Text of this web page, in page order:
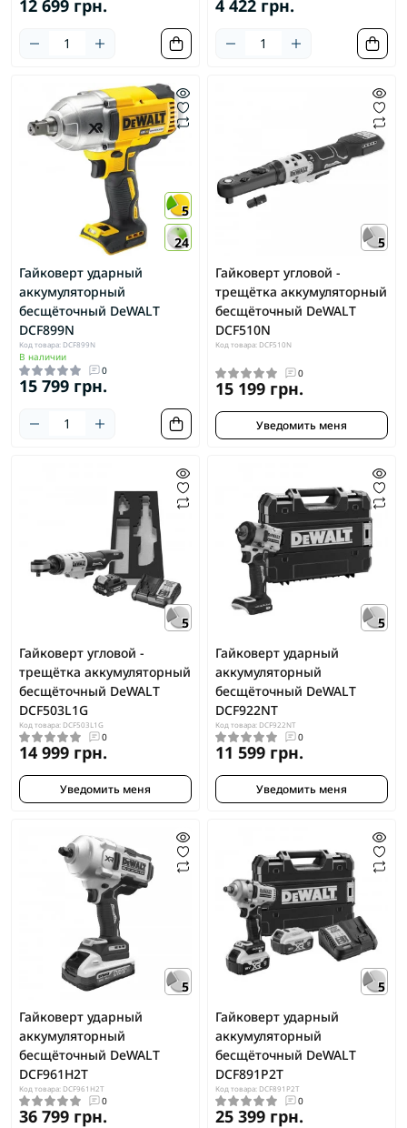
12 699 грн. 4 422 грн.
5
24
Гайковерт ударный
аккумуляторный
бесщёточный DeWALT
DCF899N
Код товара: DCF899N
В наличии
0
15 799 грн.
5
Гайковерт угловой -
трещётка аккумуляторный
бесщёточный DeWALT
DCF510N
Код товара: DCF510N
0
15 199 грн.
Уведомить меня
5
Гайковерт угловой -
трещётка аккумуляторный
бесщёточный DeWALT
DCF503L1G
Код товара: DCF503L1G
0
14 999 грн.
Уведомить меня
5
Гайковерт ударный
аккумуляторный
бесщёточный DeWALT
DCF922NT
Код товара: DCF922NT
0
11 599 грн.
Уведомить меня
5
Гайковерт ударный
аккумуляторный
бесщёточный DeWALT
DCF961H2T
Код товара: DCF961H2T
0
36 799 грн.
5
Гайковерт ударный
аккумуляторный
бесщёточный DeWALT
DCF891P2T
Код товара: DCF891P2T
0
25 399 грн.